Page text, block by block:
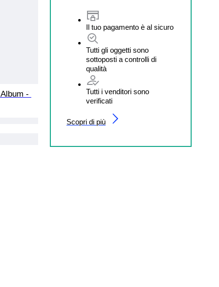
Il tuo pagamento è al sicuro
Tutti gli oggetti sono
sottoposti a controlli di
qualità
Tutti i venditori sono
verificati
Scopri di più
-